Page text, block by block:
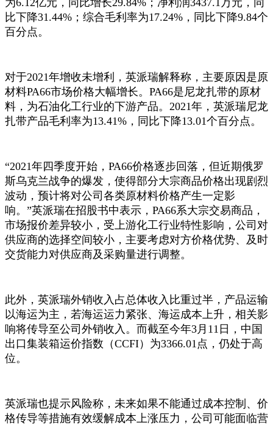
比下降31.44%；综合毛利率为17.24%，同比下降9.84个
百分点。
对于2021年增收未增利，英派瑞解释称，主要原因是原
材料PA66市场价格大幅增长。PA66是尼龙扎带的原材
料，为石油化工行业的下游产品。2021年，英派瑞尼龙
扎带产品毛利率为13.41%，同比下降13.01个百分点。
“2021年四季度开始，PA66价格逐步回落，但近期俄罗
斯乌克兰战争的爆发，使得部分大宗商品价格出现剧烈
波动，预计将对公司各类原材料价格产生一定影
响。”英派瑞在招股书中表示，PA66系大宗交易商品，
市场报价差异较小，受上游化工行业特性影响，公司对
供应商的选择空间较小，主要考虑对方价格优势、及时
交货能力对供应商及采购量进行调整。
此外，英派瑞外销收入占总体收入比重过半，产品运输
以海运为主，若海运运力紧张、海运成本上升，相关影
响将传导至公司外销收入。而截至今年3月11日，中国
出口集装箱运价指数（CCFI）为3366.01点，仍处于高
位。
英派瑞也提示风险称，未来如果不能通过成本控制、价
格传导等措施有效缓解成本上涨压力，公司可能面临营